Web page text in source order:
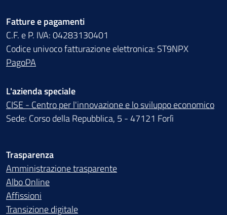
Fatture e pagamenti
C.F. e P. IVA: 04283130401
Codice univoco fatturazione elettronica: ST9NPX
PagoPA
L'azienda speciale
CISE - Centro per l'innovazione e lo sviluppo economico
Sede: Corso della Repubblica, 5 - 47121 Forlì
Trasparenza
Amministrazione trasparente
Albo Online
Affissioni
Transizione digitale